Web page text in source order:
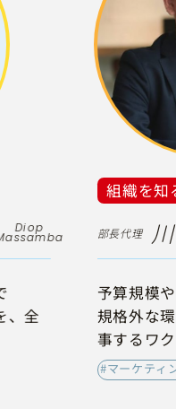
Diop
、全
組織を知
部長代理
予算規模
規格外な
事するワ
#マーケティ